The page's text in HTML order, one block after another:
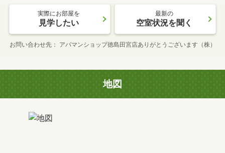
実際にお部屋を
見学したい
最新の
空室状況を聞く
お問い合わせ先 アパマンショップ徳島田宮店ありがとうございます（株）
地図